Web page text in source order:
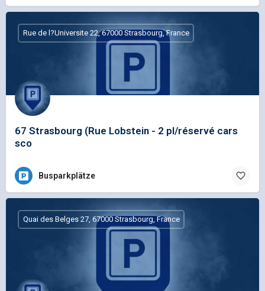
67 Strasbourg (Rue Lobstein - 2 pl/réservé cars
sco
Rue de l?Universite 22, 67000 Strasbourg, France
Busparkplätze
Quai des Belges 27, 67000 Strasbourg, France